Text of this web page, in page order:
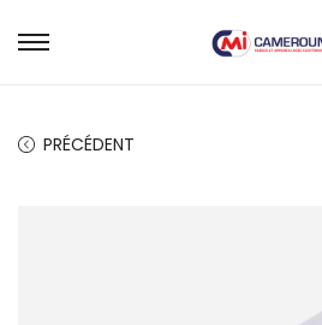
PRÉCÉDENT